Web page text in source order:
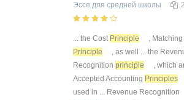
Эссе для средней школы 2
... the Cost Principle
, Matching
Principle
, as well ... the
Recognition principle
, which
Accepted Accounting Principles
used in ... Revenue Recognition